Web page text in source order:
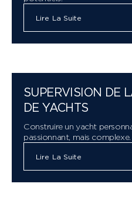
Lire La Suite
SUPERVISION DE
DE YACHTS
Construire un yacht
passionnant, mais complexe.
Lire La Suite